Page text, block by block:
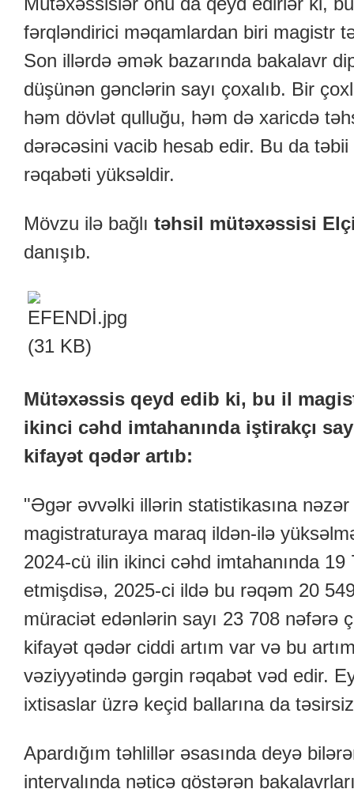
fərqləndirici məqamlardan biri magistr
Son illərdə əmək bazarında bakalavr
düşünən gənclərin sayı çoxalıb. Bir
həm dövlət qulluğu, həm də xaricdə
dərəcəsini vacib hesab edir. Bu da
rəqabəti yüksəldir.
Mövzu ilə bağlı təhsil mütəxəssisi
danışıb.
Mütəxəssis qeyd edib ki, bu il
ikinci cəhd imtahanında iştirakçı
kifayət qədər artıb:
"Əgər əvvəlki illərin statistikasına
magistraturaya maraq ildən-ilə
2024-cü ilin ikinci cəhd imtahanında
etmişdisə, 2025-ci ildə bu rəqəm 20
müraciət edənlərin sayı 23 708 nəfərə
kifayət qədər ciddi artım var və bu
vəziyyətində gərgin rəqabət vəd edir.
ixtisaslar üzrə keçid ballarına da
Apardığım təhlillər əsasında deyə
intervalında nəticə göstərən